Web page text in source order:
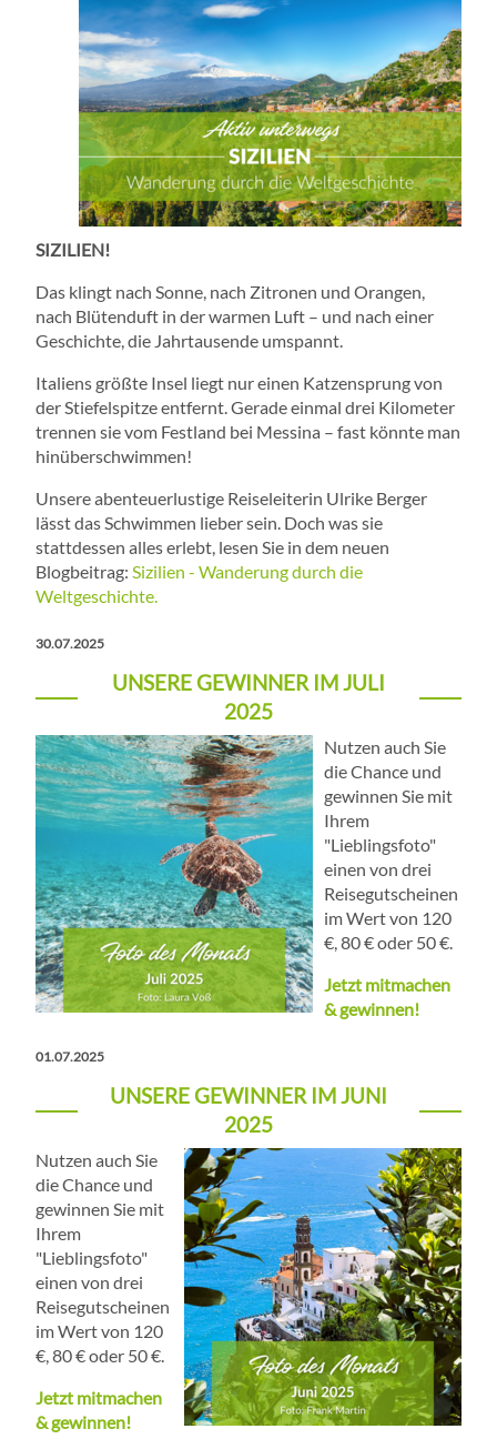
SIZILIEN!
Das klingt nach Sonne, nach Zitronen und Orangen,
nach Blütenduft in der warmen Luft – und nach einer
Geschichte, die Jahrtausende umspannt.
Italiens größte Insel liegt nur einen Katzensprung von
der Stiefelspitze entfernt. Gerade einmal drei Kilometer
trennen sie vom Festland bei Messina – fast könnte man
hinüberschwimmen!
Unsere abenteuerlustige Reiseleiterin Ulrike Berger
lässt das Schwimmen lieber sein. Doch was sie
stattdessen alles erlebt, lesen Sie in dem neuen
Blogbeitrag: Sizilien - Wanderung durch die
Weltgeschichte.
30.07.2025
UNSERE GEWINNER IM JULI
2025
Nutzen auch Sie
die Chance und
gewinnen Sie mit
Ihrem
"Lieblingsfoto"
einen von drei
Reisegutscheinen
im Wert von 120
€, 80 € oder 50 €.
Jetzt mitmachen
& gewinnen!
01.07.2025
UNSERE GEWINNER IM JUNI
2025
Nutzen auch Sie
die Chance und
gewinnen Sie mit
Ihrem
"Lieblingsfoto"
einen von drei
Reisegutscheinen
im Wert von 120
€, 80 € oder 50 €.
Jetzt mitmachen
& gewinnen!